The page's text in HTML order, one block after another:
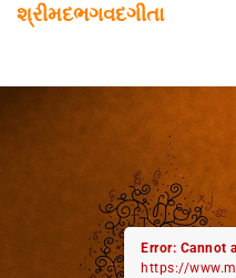
શ્રીમદભગવદગીતા
Error: Cannot
https://